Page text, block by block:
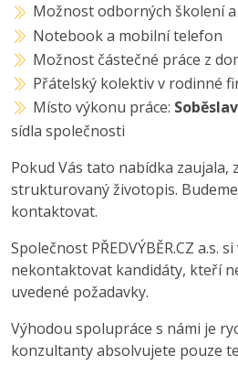
Možnost odborných školení
Notebook a mobilní telefon
Možnost částečné práce z
Přátelský kolektiv v rodinné
Místo výkonu práce: Soběslav
sídla společnosti
Pokud Vás tato nabídka zaujala,
strukturovaný životopis.
kontaktovat.
Společnost PŘEDVÝBĚR.CZ a.s.
nekontaktovat kandidáty, kteří
uvedené požadavky.
Výhodou spolupráce s námi je
konzultanty absolvujete pouze